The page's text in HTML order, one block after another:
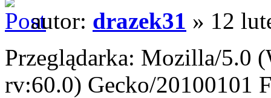
autor: drazek31 » 12
Przeglądarka: Mozilla/5.0
rv:60.0) Gecko/20100101